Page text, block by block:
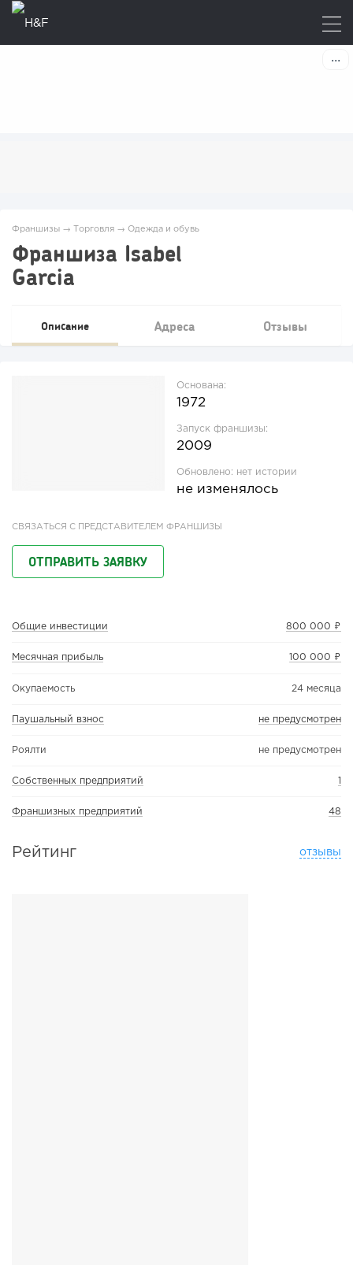
Франшизы → Торговля → Одежда и обувь
Франшиза Isabel
Garcia
Описание Адреса Отзывы
Основана:
1972
Запуск франшизы:
2009
Обновлено: нет истории
не изменялось
СВЯЗАТЬСЯ С ПРЕДСТАВИТЕЛЕМ ФРАНШИЗЫ
ОТПРАВИТЬ ЗАЯВКУ
Общие инвестиции 800 000 ₽
Месячная прибыль 100 000 ₽
Окупаемость 24 месяца
Паушальный взнос не предусмотрен
Роялти не предусмотрен
Собственных предприятий 1
Франшизных предприятий 48
Рейтинг отзывы